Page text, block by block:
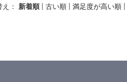
： 新着順 | 古い順 | 満足度が高い順 |